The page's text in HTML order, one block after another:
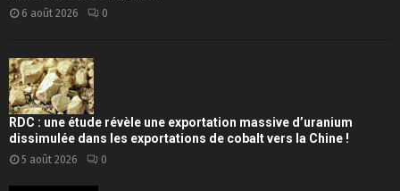
6 août 2026 0
RDC : une étude révèle une exportation massive d’uranium
dissimulée dans les exportations de cobalt vers la Chine !
5 août 2026 0